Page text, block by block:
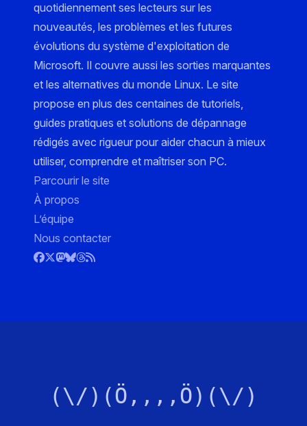
quotidiennement ses lecteurs sur les
nouveautés, les problèmes et les futures
évolutions du système d'exploitation de
Microsoft. Il couvre aussi les sorties marquantes
et les alternatives du monde Linux. Le site
propose en plus des centaines de tutoriels,
guides pratiques et solutions de dépannage
rédigés avec rigueur pour aider chacun à mieux
utiliser, comprendre et maîtriser son PC.
Parcourir le site
À propos
L’équipe
Nous contacter
(\/)(Ö,,,,Ö)(\/)